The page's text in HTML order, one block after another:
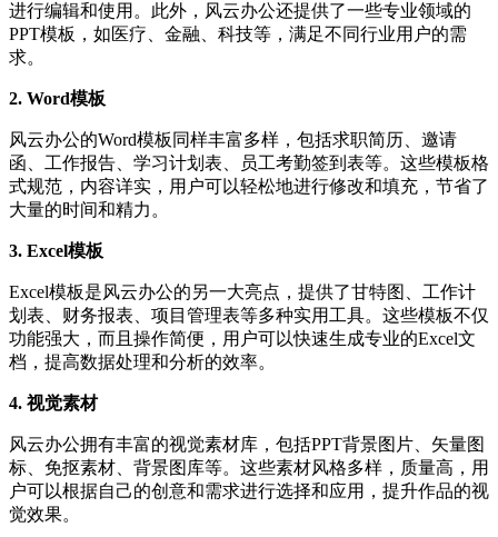
进行编辑和使用。此外，风云办公还提供了一些专业领域的
PPT模板，如医疗、金融、科技等，满足不同行业用户的需
求。
2. Word模板
风云办公的Word模板同样丰富多样，包括求职简历、邀请
函、工作报告、学习计划表、员工考勤签到表等。这些模板格
式规范，内容详实，用户可以轻松地进行修改和填充，节省了
大量的时间和精力。
3. Excel模板
Excel模板是风云办公的另一大亮点，提供了甘特图、工作计
划表、财务报表、项目管理表等多种实用工具。这些模板不仅
功能强大，而且操作简便，用户可以快速生成专业的Excel文
档，提高数据处理和分析的效率。
4. 视觉素材
风云办公拥有丰富的视觉素材库，包括PPT背景图片、矢量图
标、免抠素材、背景图库等。这些素材风格多样，质量高，用
户可以根据自己的创意和需求进行选择和应用，提升作品的视
觉效果。